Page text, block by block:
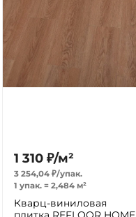
1 310 ₽/м²
3 254,04 ₽/упак.
1 упак. = 2,484 м²
Кварц-виниловая